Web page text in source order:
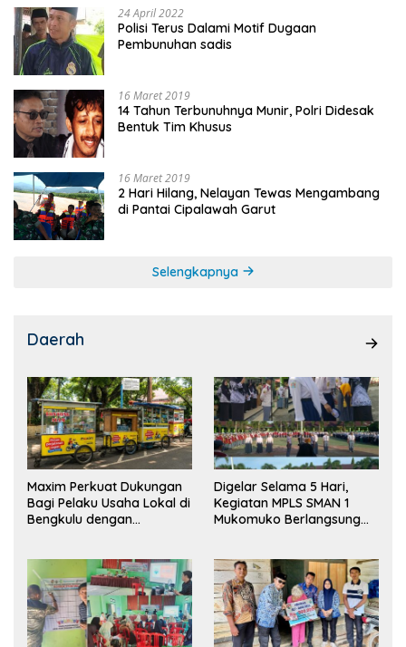
24 April 2022
Polisi Terus Dalami Motif Dugaan
Pembunuhan sadis
16 Maret 2019
14 Tahun Terbunuhnya Munir, Polri Didesak
Bentuk Tim Khusus
16 Maret 2019
2 Hari Hilang, Nelayan Tewas Mengambang
di Pantai Cipalawah Garut
Selengkapnya
Daerah
Maxim Perkuat Dukungan
Bagi Pelaku Usaha Lokal di
Bengkulu dengan
Pasar
Digelar Selama 5 Hari,
Kegiatan MPLS SMAN 1
Mukomuko Berlangsung